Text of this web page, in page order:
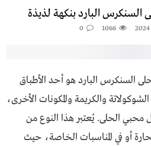
البارد بنكهة لذيذة
1066
0
السنكرس البارد هو أحد الأطباق
والكريمة والمكونات الأخرى،
الحلى. يُعتبر هذا النوع من
أو في المناسبات الخاصة، حيث